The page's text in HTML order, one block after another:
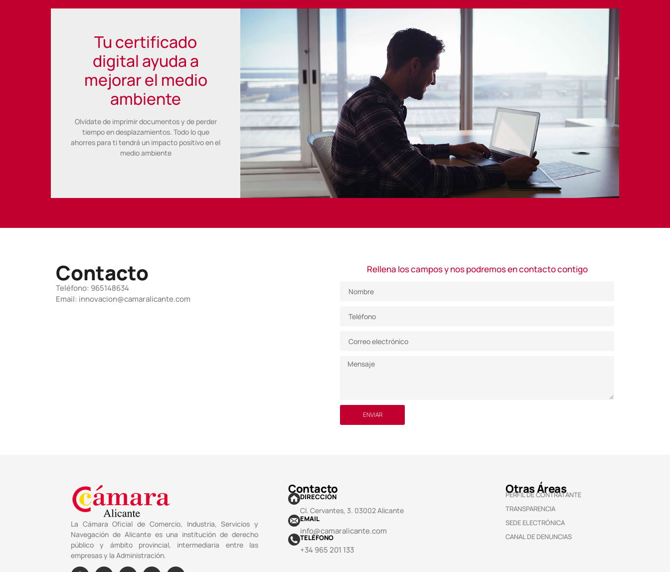
Tu certificado
digital ayuda a
mejorar el medio
ambiente
Olvídate de imprimir documentos y de perder
tiempo en desplazamientos. Todo lo que
ahorres para ti tendrá un impacto positivo en el
medio ambiente
Contacto
Teléfono: 965148634
Email: innovacion@camaralicante.com
Rellena los campos y nos podremos en contacto contigo
ENVIAR
La Cámara Oficial de Comercio, Industria, Servicios y
Navegación de Alicante es una institución de derecho
público y ámbito provincial, intermediaria entre las
empresas y la Administración.
Contacto
DIRECCIÓN
Cl. Cervantes, 3. 03002 Alicante
EMAIL
info@camaralicante.com
TELÉFONO
+34 965 201 133
Otras Áreas
PERFIL DE CONTRATANTE
TRANSPARENCIA
SEDE ELECTRÓNICA
CANAL DE DENUNCIAS